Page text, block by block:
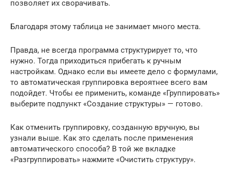
позволяет их сворачивать.
Благодаря этому таблица не занимает много места.
Правда, не всегда программа структурирует то, что
нужно. Тогда приходиться прибегать к ручным
настройкам. Однако если вы имеете дело с формулами,
то автоматическая группировка вероятнее всего вам
подойдет. Чтобы ее применить, команде «Группировать»
выберите подпункт «Создание структуры» — готово.
Как отменить группировку, созданную вручную, вы
узнали выше. Как это сделать после применения
автоматического способа? В той же вкладке
«Разгруппировать» нажмите «Очистить структуру».